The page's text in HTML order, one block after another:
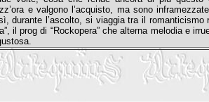
e valgono l’acquisto, ma sono
durante l’ascolto, si viaggia tra il romanticismo
il prog di “Rockopera” che alterna melodia e